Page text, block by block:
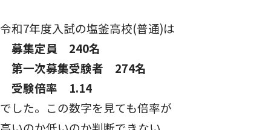
令和7年度入試の塩釜高校(普通)は
募集定員 240名
第一次募集受験者 274名
受験倍率 1.14
でした。この数字を見ても倍率が